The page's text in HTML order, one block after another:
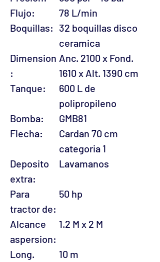
Flujo:
78 L/min
Boquillas: 32 boquillas disco
ceramica
Dimension
:
Anc. 2100 x Fond.
1610 x Alt. 1390 cm
Tanque:
600 L de
polipropileno
Bomba:
GMB81
Flecha:
Cardan 70 cm
categoria 1
Deposito
extra:
Lavamanos
Para
tractor de:
50 hp
Alcance
aspersion:
1.2 M x 2 M
Long.
10 m